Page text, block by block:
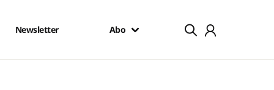
Newsletter Abo